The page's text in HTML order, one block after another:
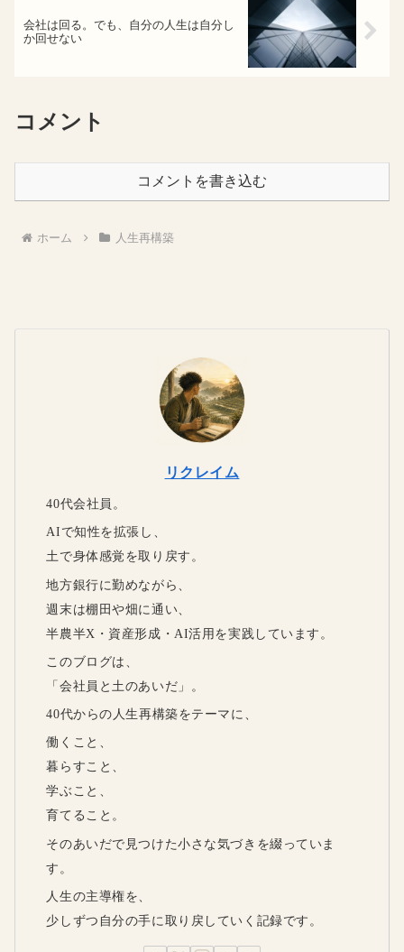
会社は回る。でも、自分の人生は自分し
か回せない
コメント
コメントを書き込む
ホーム 人生再構築
リクレイム
40代会社員。
AIで知性を拡張し、
土で身体感覚を取り戻す。
地方銀行に勤めながら、
週末は棚田や畑に通い、
半農半X・資産形成・AI活用を実践しています。
このブログは、
「会社員と土のあいだ」。
40代からの人生再構築をテーマに、
働くこと、
暮らすこと、
学ぶこと、
育てること。
そのあいだで見つけた小さな気づきを綴っていま
す。
人生の主導権を、
少しずつ自分の手に取り戻していく記録です。